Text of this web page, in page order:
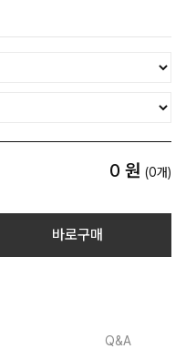
0 원 (0개)
바로구매
Q&A